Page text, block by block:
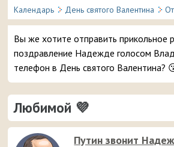
Календарь День святого Валентина
Вы же хотите отправить прикольное
поздравление Надежде голосом
телефон в День святого Валентина?
уверены, ей точно понравится – и
звонок и такое весёлое аудио
Любимой 💜
Путин звонит